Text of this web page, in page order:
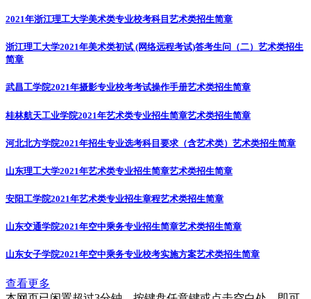
2021年浙江理工大学美术类专业校考科目 艺术类招生简章
浙江理工大学2021年美术类初试 (网络远程考试)答考生问（二） 艺术类招生
简章
武昌工学院2021年摄影专业校考考试操作手册艺术类招生简章
桂林航天工业学院2021年艺术类专业招生简章艺术类招生简章
河北北方学院2021年招生专业选考科目要求（含艺术类） 艺术类招生简章
山东理工大学2021年艺术类专业招生简章艺术类招生简章
安阳工学院2021年艺术类专业招生章程艺术类招生简章
山东交通学院2021年空中乘务专业招生简章艺术类招生简章
山东女子学院2021年空中乘务专业校考实施方案艺术类招生简章
查看更多